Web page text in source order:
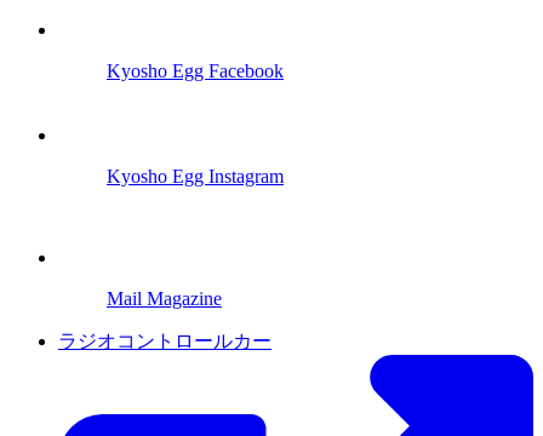
Kyosho Egg Facebook
Kyosho Egg Instagram
Mail Magazine
ラジオコントロールカー